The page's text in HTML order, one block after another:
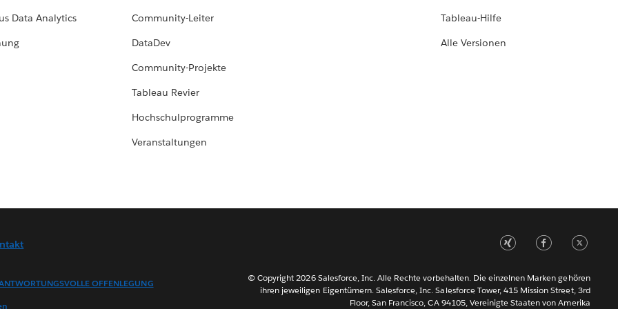
Data Analytics
Community-Leiter
DataDev
Community-Projekte
Tableau Revier
Hochschulprogramme
Veranstaltungen
Tableau-Hilfe
Alle Versionen
OFFENLEGUNG
© Copyright 2026 Salesforce, Inc. Alle Rechte vorbehalten. Die einzelnen Marken gehören
ihren jeweiligen Eigentümern. Salesforce, Inc. Salesforce Tower, 415 Mission Street, 3rd
Floor, San Francisco, CA 94105, Vereinigte Staaten von Amerika